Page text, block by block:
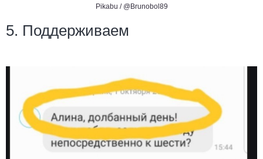
Pikabu / @Brunobol89
5. Поддерживаем